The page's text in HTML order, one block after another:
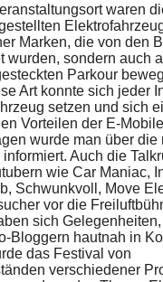
waren
Marken, die von den
wurden, sondern auch
Parkour
Art konnte sich jeder
setzen und sich
Vorteilen der E-
wurde man über die
Auch die
wie Car Maniac,
Schwunkvoll, Move
vor die
sich
Bloggern hautnah in
das Festival von
verschiedener